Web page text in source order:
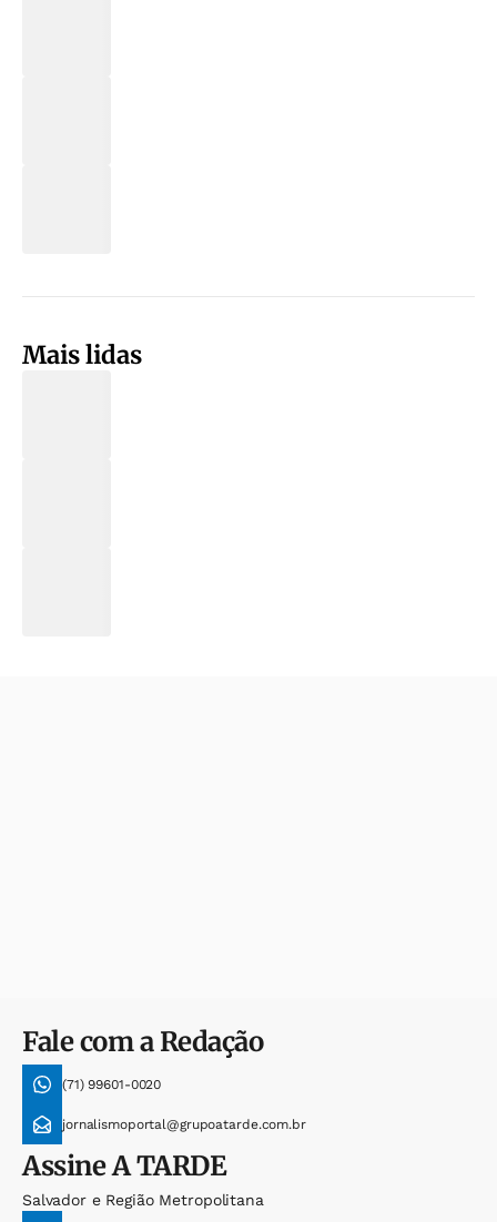
Mais lidas
Fale com a Redação
(71) 99601-0020
jornalismoportal@grupoatarde.com.br
AssineA TARDE
Salvador e Região Metropolitana